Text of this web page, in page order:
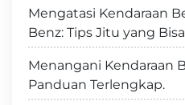
Mengatasi Kendaraan
Benz: Tips Jitu yang
Menangani Kendaraan
Panduan Terlengkap.